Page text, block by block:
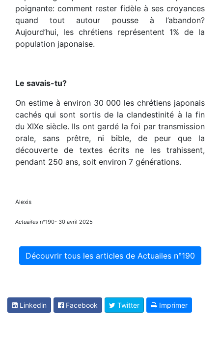
poignante: comment rester fidèle à ses croyances
quand tout autour pousse à l’abandon?
Aujourd’hui, les chrétiens représentent 1% de la
population japonaise.
Le savais-tu?
On estime à environ 30 000 les chrétiens japonais
cachés qui sont sortis de la clandestinité à la fin
du XIXe siècle. Ils ont gardé la foi par transmission
orale, sans prêtre, ni bible, de peur que la
découverte de textes écrits ne les trahissent,
pendant 250 ans, soit environ 7 générations.
Alexis
Actuailes n°190- 30 avril 2025
Découvrir tous les articles de Actuailes n°190
Linkedin Facebook Twitter Imprimer